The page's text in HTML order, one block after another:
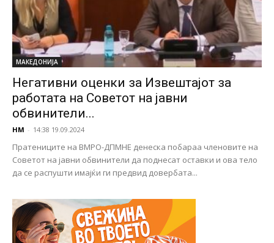
МАКЕДОНИЈА
Негативни оценки за Извештајот за
работата на Советот на јавни
обвинители...
НМ - 14:38 19.09.2024
Пратениците на ВМРО-ДПМНЕ денеска побараа членовите на
Советот на јавни обвинители да поднесат оставки и ова тело
да се распушти имајќи ги предвид довербата...